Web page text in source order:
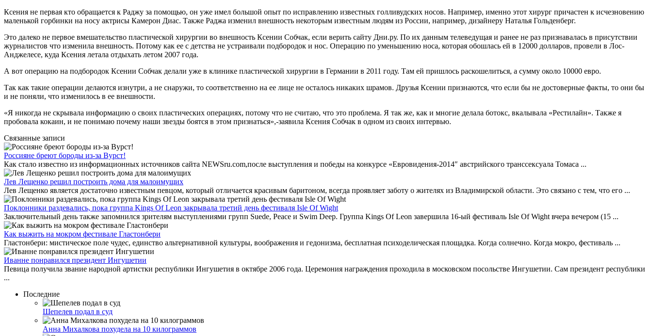
Ксения не первая кто обращается к Раджу за помощью, он уже имел большой опыт по исправлению известных голливудских носов. Например, именно этот хирург причастен к исчезновению
маленькой горбинки на носу актрисы Камерон Диас. Также Раджа изменил внешность некоторым известным людям из России, например, дизайнеру Наталья Гольденберг.
Это далеко не первое вмешательство пластической хирургии во внешность Ксении Собчак, если верить сайту Дни.ру. По их данным телеведущая и ранее не раз признавалась в присутствии
журналистов что изменила внешность. Потому как ее с детства не устраивали подбородок и нос. Операцию по уменьшению носа, которая обошлась ей в 12000 долларов, провели в Лос-
Анджелесе, куда Ксения летала отдыхать летом 2007 года.
А вот операцию на подбородок Ксении Собчак делали уже в клинике пластической хирургии в Германии в 2011 году. Там ей пришлось раскошелиться, а сумму около 10000 евро.
Так как такие операции делаются изнутри, а не снаружи, то соответственно на ее лице не осталось никаких шрамов. Друзья Ксении признаются, что если бы не достоверные факты, то они бы
и не поняли, что изменилось в ее внешности.
«Я никогда не скрывала информацию о своих пластических операциях, потому что не считаю, что это проблема. Я так же, как и многие делала ботокс, вкалывала «Рестилайн». Также я
пробовала кокаин, и не понимаю почему наши звезды боятся в этом признаться»,-заявила Ксения Собчак в одном из своих интервью.
Связанные записи
Россияне бреют бороды из-за Вурст!
Как стало известно из информационных источников сайта NEWSru.com,после выступления и победы на конкурсе «Евровидения-2014″ австрийского транссексуала Томаса ...
Лев Лещенко решил построить дома для малоимущих
Лев Лещенко является достаточно известным певцом, который отличается красивым баритоном, всегда проявляет заботу о жителях из Владимирской области. Это связано с тем, что его ...
Поклонники раздевались, пока группа Kings Of Leon закрывала третий день фестиваля Isle Of Wight
Заключительный день также запомнился зрителям выступлениями групп Suede, Peace и Swim Deep. Группа Kings Of Leon завершила 16-ый фестиваль Isle Of Wight вчера вечером (15 ...
Как выжить на мокром фестивале Гластонбери
Гластонбери: мистическое поле чудес, единство альтернативной культуры, воображения и гедонизма, бесплатная психоделическая площадка. Когда солнечно. Когда мокро, фестиваль ...
Иванне понравился президент Ингушетии
Певица получила звание народной артистки республики Ингушетия в октябре 2006 года. Церемония награждения проходила в московском посольстве Ингушетии. Сам президент республики
...
Последние
Шепелев подал в суд
Анна Михалкова похудела на 10 килограммов